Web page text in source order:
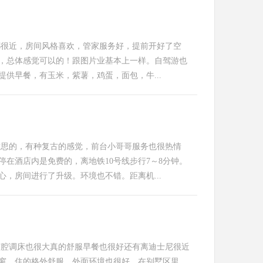
，房间风格喜欢，管家服务好，提前开好了空
体感觉可以的！跟图片业基本上一样。自驾游也
早餐，有玉米，紫薯，鸡蛋，面包，牛...
，有种复古的感觉，前台小哥哥服务也很热情
酒店内是免费的，离地铁10号线步行7～8分钟。
房间进行了升级。环境也不错。距离机...
床也很大真的舒服早餐也很好还有离迪士尼很近